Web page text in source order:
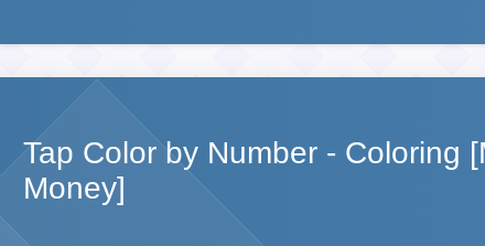
Tap Color by Number - Coloring
Money]